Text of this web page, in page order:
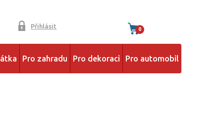
Přihlásit 0
Pro zahradu Pro dekoraci Pro automobil